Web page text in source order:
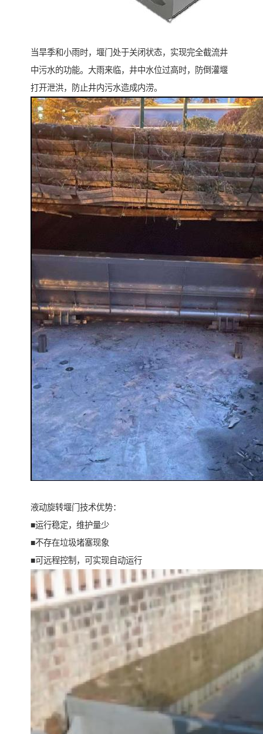
当旱季和小雨时，堰门处于关闭状态，实现完全截流井
中污水的功能。大雨来临，井中水位过高时，防倒灌堰
打开泄洪，防止井内污水造成内涝。
液动旋转堰门技术优势：
■运行稳定，维护量少
■不存在垃圾堵塞现象
■可远程控制，可实现自动运行